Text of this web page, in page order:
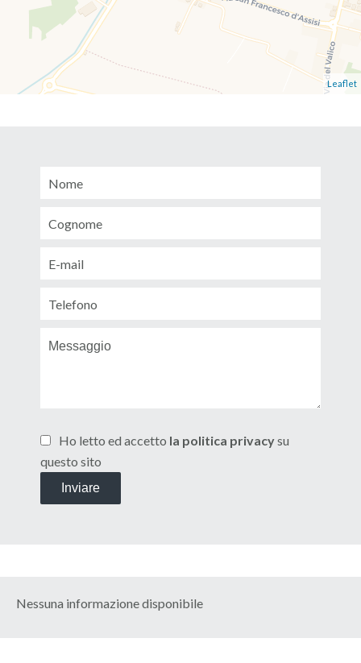
Leaflet
Ho letto ed accetto la politica privacysu
questo sito
Inviare
Nessuna informazione disponibile